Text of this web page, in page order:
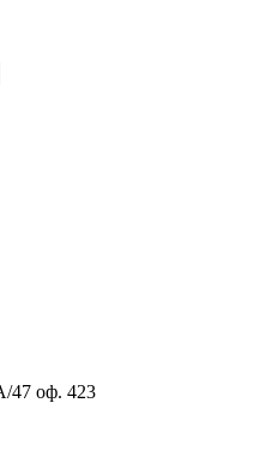
47 оф. 423